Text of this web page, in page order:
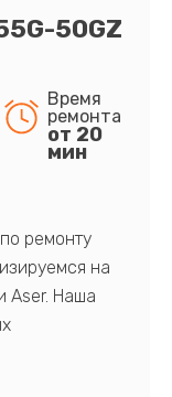
50GZ
Время
ремонта
от 20
мин
ремонту
на
Aser. Наша
и